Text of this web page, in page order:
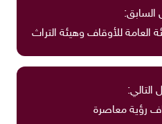
السابق:
العامة للأوقاف وهيئة التراث
التالي:
رؤية معاصرة